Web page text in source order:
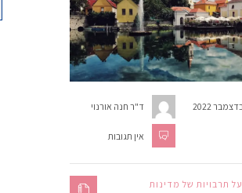
ד"ר חנה אורנוי
אין תגובות
על תרבויות של מדינות